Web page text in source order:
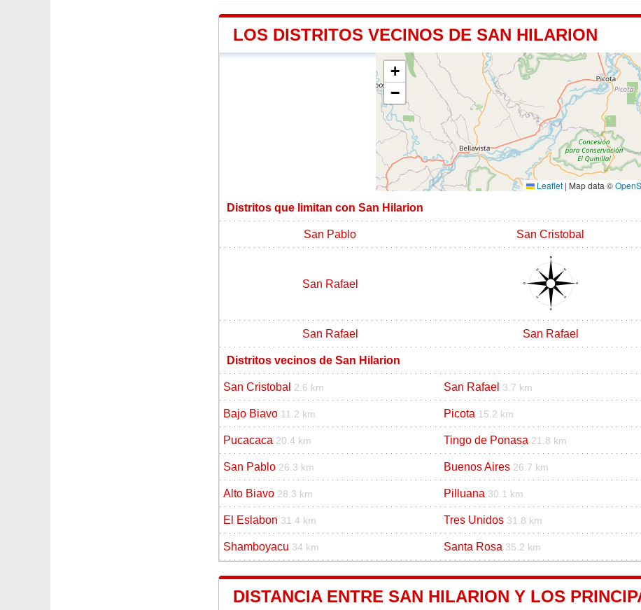
LOS DISTRITOS VECINOS DE SAN HILARION
+
−
Leaflet | Map data ©
Distritos que limitan con San Hilarion
San Pablo San Cristobal
San Rafael
San Rafael San Rafael
Distritos vecinos de San Hilarion
San Cristobal 2.6 km San Rafael 3.7 km
Bajo Biavo 11.2 km Picota 15.2 km
Pucacaca 20.4 km Tingo de Ponasa 21.8 km
San Pablo 26.3 km Buenos Aires 26.7 km
Alto Biavo 28.3 km Pilluana 30.1 km
El Eslabon 31.4 km Tres Unidos 31.8 km
Shamboyacu 34 km Santa Rosa 35.2 km
DISTANCIA ENTRE SAN HILARION Y LOS